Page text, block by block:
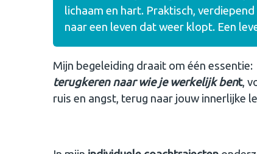
lichaam en hart. Praktisch,
naar een leven dat weer klopt. Een
Mijn begeleiding draait om één essentie:
terugkeren naar wie je werkelijk bent,
ruis en angst, terug naar jouw innerlijke